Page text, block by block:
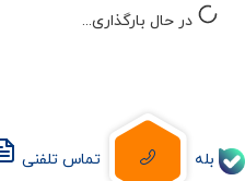
در حال بارگذاری...
بله تماس تلفنی